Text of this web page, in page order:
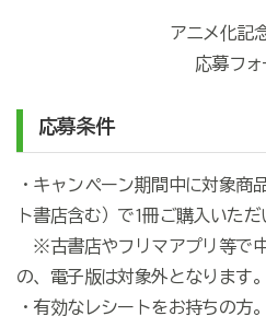
アニメ化記
応募フォ
応募条件
・キャンペーン期間中に対象商
ト書店含む）で1冊ご購入いただ
※古書店やフリマアプリ等で
の、電子版は対象外となります。
・有効なレシートをお持ちの方。